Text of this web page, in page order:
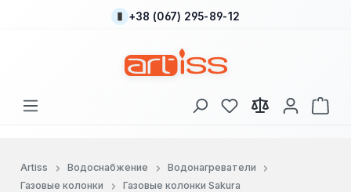
Перейти к основному содержанию
+38 (067) 295-89-12
У вас есть товары
В
Artiss Водоснабжение
Водонагреватели
Газовые колонки
Газовые колонки Sakura